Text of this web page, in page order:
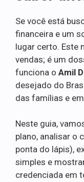
Se você está
financeira e um
lugar certo. Este
vendas; é um
funciona o Amil
desejado do
das famílias e
Neste guia,
plano, analisar o
ponta do lápis),
simples e
credenciada em